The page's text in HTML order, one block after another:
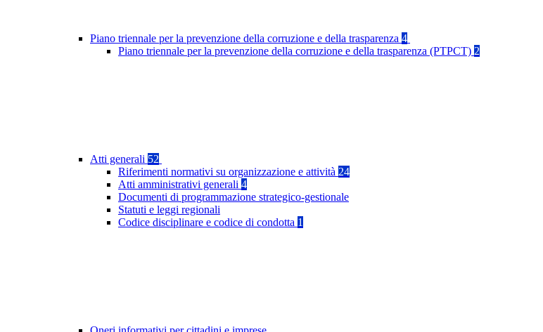
Piano triennale per la prevenzione della corruzione e della trasparenza 4
Piano triennale per la prevenzione della corruzione e della trasparenza (PTPCT) 2
Atti generali 52
Riferimenti normativi su organizzazione e attività 24
Atti amministrativi generali 4
Documenti di programmazione strategico-gestionale
Statuti e leggi regionali
Codice disciplinare e codice di condotta 1